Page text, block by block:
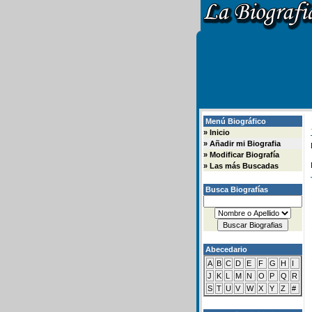
Menú Biográfico
» Inicio
» Añadir mi Biografia
» Modificar Biografía
» Las más Buscadas
Busca Biografías
Abecedario
A B C D E F G H
I
J
K L M N O P Q
R
S T U V W X Y Z #